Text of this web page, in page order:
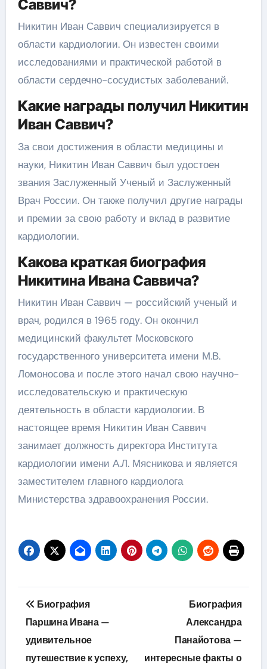
Саввич?
Никитин Иван Саввич специализируется в
области кардиологии. Он известен своими
исследованиями и практической работой в
области сердечно-сосудистых заболеваний.
Какие награды получил Никитин
Иван Саввич?
За свои достижения в области медицины и
науки, Никитин Иван Саввич был удостоен
звания Заслуженный Ученый и Заслуженный
Врач России. Он также получил другие награды
и премии за свою работу и вклад в развитие
кардиологии.
Какова краткая биография
Никитина Ивана Саввича?
Никитин Иван Саввич — российский ученый и
врач, родился в 1965 году. Он окончил
медицинский факультет Московского
государственного университета имени М.В.
Ломоносова и после этого начал свою научно-
исследовательскую и практическую
деятельность в области кардиологии. В
настоящее время Никитин Иван Саввич
занимает должность директора Института
кардиологии имени А.Л. Мясникова и является
заместителем главного кардиолога
Министерства здравоохранения России.
Навигация
по
записям
Биография
Паршина Ивана —
удивительное
путешествие к успеху,
Биография
Александра
Панайотова —
интересные факты о